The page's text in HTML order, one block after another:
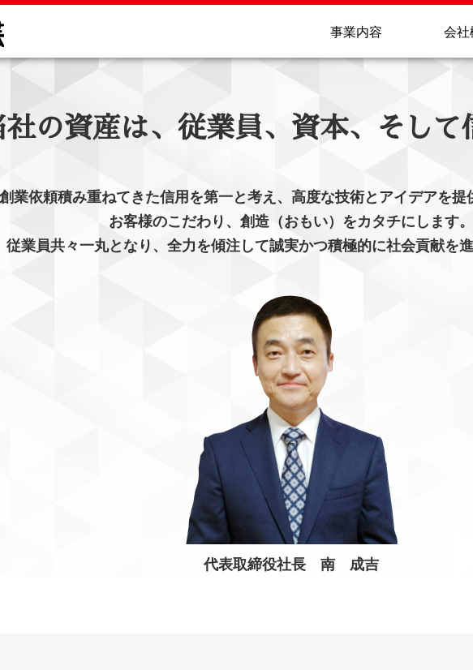
事業内容 会社
社の資産は、 従業員、資本、そして
創業依頼積み重ねてきた信用を第一と考え、高度な技術とアイデアを提
お客様のこだわり、創造（おもい）をカタチにします。
従業員共々一丸となり、全力を傾注して誠実かつ積極的に社会貢献を
代表取締役社長 南 成吉